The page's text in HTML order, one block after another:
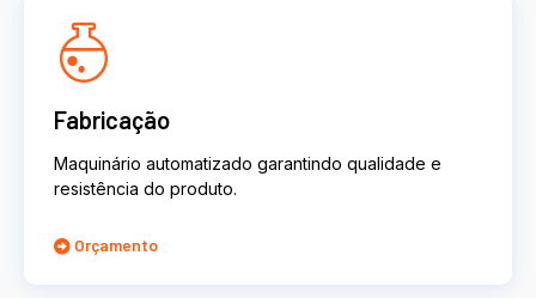
Fabricação
Maquinário automatizado garantindo qualidade e
resistência do produto.
Orçamento